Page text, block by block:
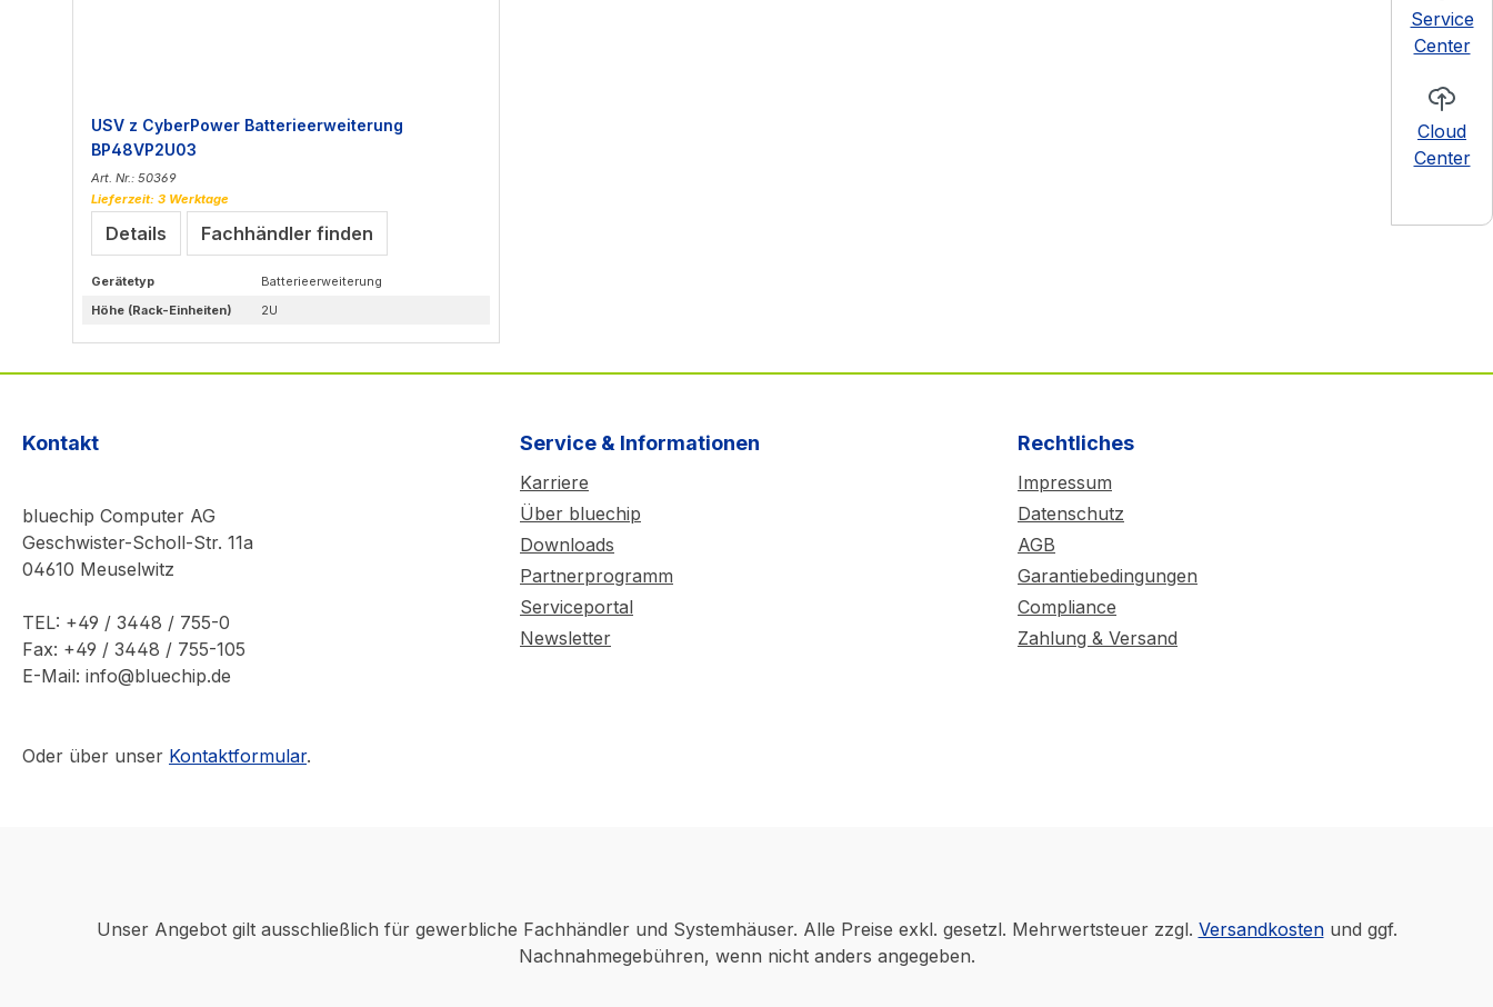
Service
Center
Cloud
Center
USV z CyberPower Batterieerweiterung
BP48VP2U03
Art. Nr.: 50369
Lieferzeit: 3 Werktage
Details Fachhändler finden
Gerätetyp
Batterieerweiterung
Höhe (Rack-Einheiten)
2U
Kontakt
bluechip Computer AG
Geschwister-Scholl-Str. 11a
04610 Meuselwitz
TEL: +49 / 3448 / 755-0
Fax: +49 / 3448 / 755-105
E-Mail: info@bluechip.de
Oder über unser Kontaktformular.
Service & Informationen
Karriere
Über bluechip
Downloads
Partnerprogramm
Serviceportal
Newsletter
Rechtliches
Impressum
Datenschutz
AGB
Garantiebedingungen
Compliance
Zahlung & Versand
Unser Angebot gilt ausschließlich für gewerbliche Fachhändler und Systemhäuser. Alle Preise exkl. gesetzl. Mehrwertsteuer zzgl. Versandkostenund ggf.
Nachnahmegebühren, wenn nicht anders angegeben.